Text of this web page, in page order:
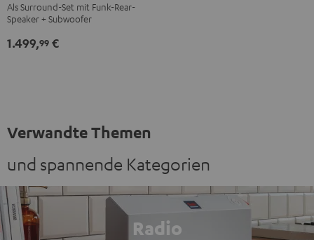
Ambition
"5.1-
Set"
Ambition
"5.1-
Set"
Als Surround-Set mit Funk-Rear-
Speaker + Subwoofer
1.499,99 €
Verwandte Themen
und spannende Kategorien
Radio